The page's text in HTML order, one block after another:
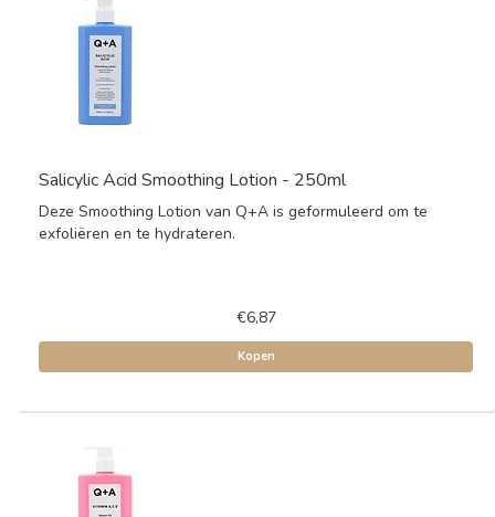
Salicylic Acid Smoothing Lotion - 250ml
Deze Smoothing Lotion van Q+A is geformuleerd om te
exfoliëren en te hydrateren.
€6,87
Kopen